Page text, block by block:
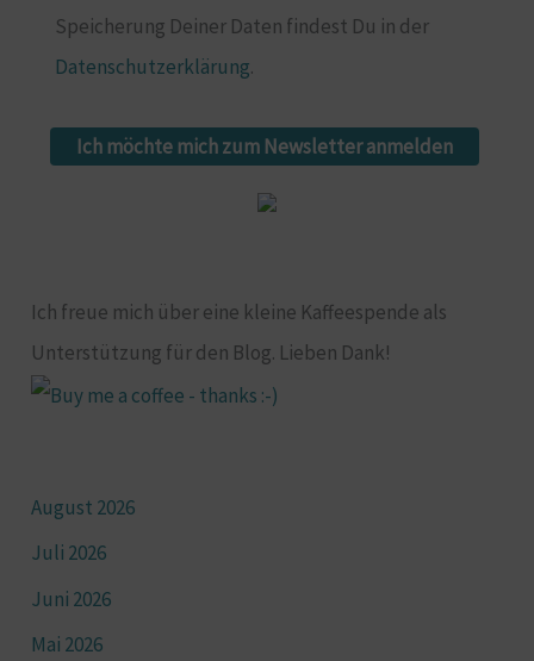
Speicherung Deiner Daten findest Du in der
Datenschutzerklärung.
Ich möchte mich zum Newsletter anmelden
Ich freue mich über eine kleine Kaffeespende als
Unterstützung für den Blog. Lieben Dank!
August 2026
Juli 2026
Juni 2026
Mai 2026